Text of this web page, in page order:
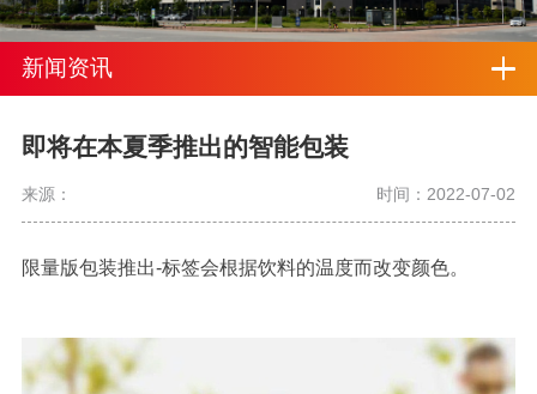
新闻资讯
即将在本夏季推出的智能包装
来源： 时间：2022-07-02
限量版包装推出-标签会根据饮料的温度而改变颜色。